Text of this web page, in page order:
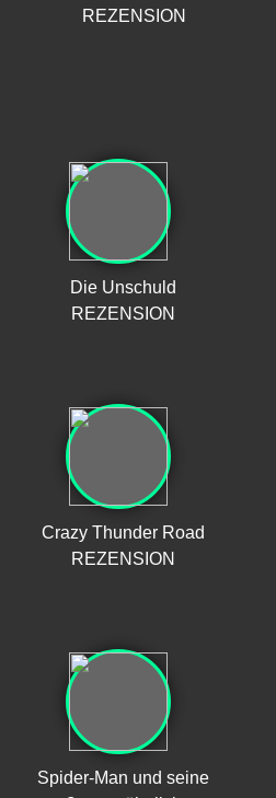
REZENSION
Die Unschuld
REZENSION
Crazy Thunder Road
REZENSION
Spider-Man und seine